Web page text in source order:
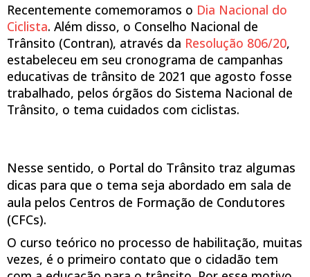
Recentemente comemoramos o Dia Nacional do
Ciclista. Além disso, o Conselho Nacional de
Trânsito (Contran), através da Resolução 806/20,
estabeleceu em seu cronograma de campanhas
educativas de trânsito de 2021 que agosto fosse
trabalhado, pelos órgãos do Sistema Nacional de
Trânsito, o tema cuidados com ciclistas.
Nesse sentido, o Portal do Trânsito traz algumas
dicas para que o tema seja abordado em sala de
aula pelos Centros de Formação de Condutores
(CFCs).
O curso teórico no processo de habilitação, muitas
vezes, é o primeiro contato que o cidadão tem